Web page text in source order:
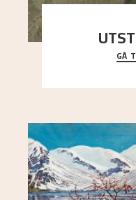
Då Astrup
Kaland og
GÅ